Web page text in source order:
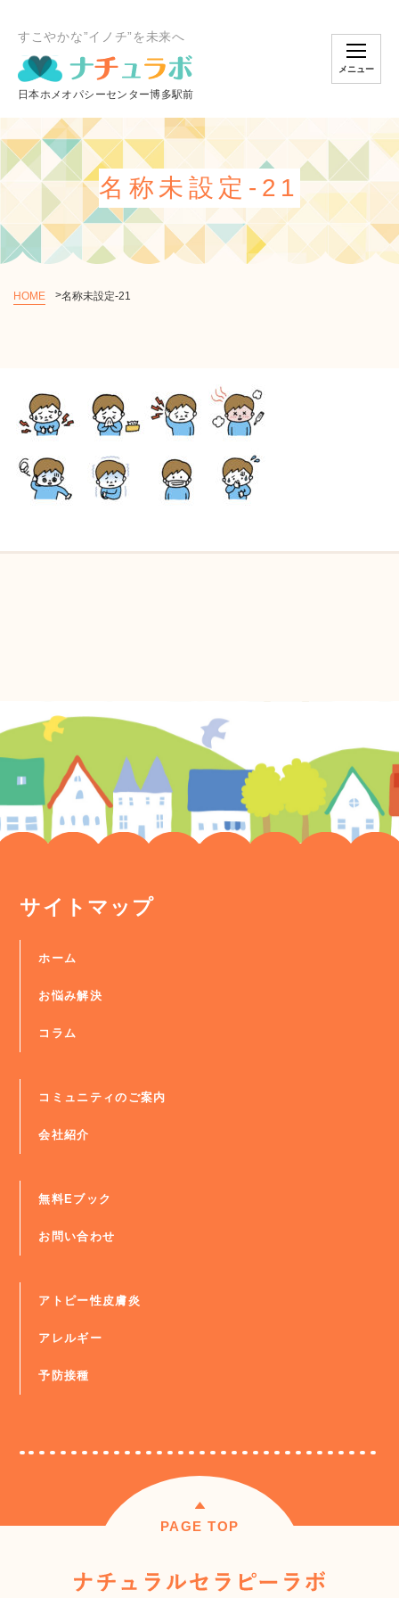
すこやかな”イノチ”を未来へ
ショッピング
メルマガ登録
メニュー
名称未設定-21
HOME 名称未設定-21
サイトマップ
ホーム
お悩み解決
コラム
コミュニティのご案内
会社紹介
無料Eブック
お問い合わせ
アトピー性皮膚炎
アレルギー
予防接種
PAGE TOP